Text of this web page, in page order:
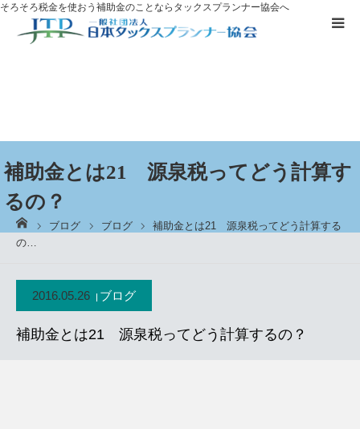
そろそろ税金を使おう 補助金のことならタックスプランナー協会へ
補助金とは21 源泉税ってどう計算す
るの？
ブログ ブログ
補助金とは21 源泉税ってどう計算する
の…
2016.05.26 ブログ
補助金とは21 源泉税ってどう計算するの？
ブログ
お客様の声
タックスプランナーについて知る
個別相談